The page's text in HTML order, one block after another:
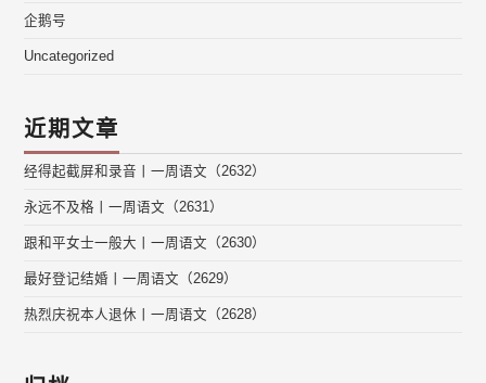
企鹅号
Uncategorized
近期文章
经得起截屏和录音丨一周语文（2632）
永远不及格丨一周语文（2631）
跟和平女士一般大丨一周语文（2630）
最好登记结婚丨一周语文（2629）
热烈庆祝本人退休丨一周语文（2628）